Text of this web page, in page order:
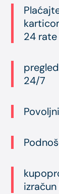
24
24/7